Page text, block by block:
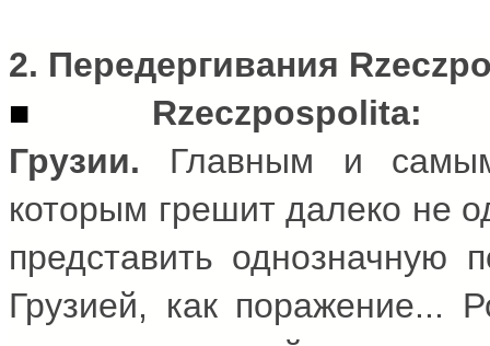
2. Передергивания
■ Rzeczpospolita:
Грузии. Главным и
которым грешит далеко не
представить однозначную
Грузией, как поражение...